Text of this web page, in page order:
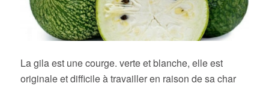
La gila est une courge. verte et blanche, elle est
originale et difficile à travailler en raison de sa char